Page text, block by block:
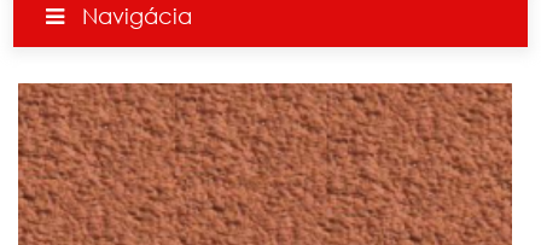
Navigácia